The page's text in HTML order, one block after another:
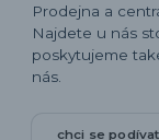
Prodejna a
Najdete u nás
poskytujeme
nás.
chci se podívat